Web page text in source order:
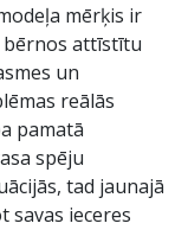
mērķis ir
attīstītu
un
reālās
pamatā
spēju
tad jaunajā
savas ieceres